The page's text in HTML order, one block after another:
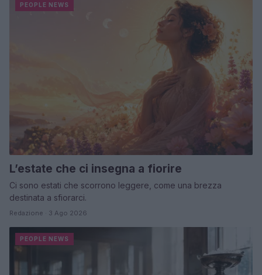
PEOPLE NEWS
L’estate che ci insegna a fiorire
Ci sono estati che scorrono leggere, come una brezza
destinata a sfiorarci.
Redazione · 3 Ago 2026
PEOPLE NEWS